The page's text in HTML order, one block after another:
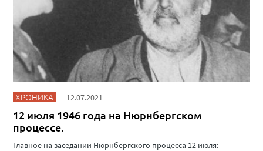
ХРОНИКА 12.07.2021
12 июля 1946 года на Нюрнбергском
процессе.
Главное на заседании Нюрнбергского процесса 12 июля: